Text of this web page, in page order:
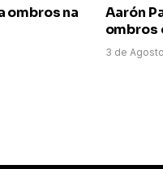
ombros na
Aarón
ombros
3 de